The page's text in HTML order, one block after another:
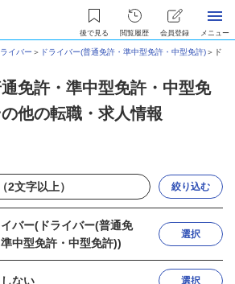
後で見る 閲覧履歴 会員登録 メニュー
ライバー ＞ ドライバー(普通免許・準中型免許・中型免許)＞ ドラ
通免許・準中型免許・中型免
他の転職・求人情報
絞り込む
イバー(ドライバー(普通免
中型免許・中型免許))
選択
ない 選択